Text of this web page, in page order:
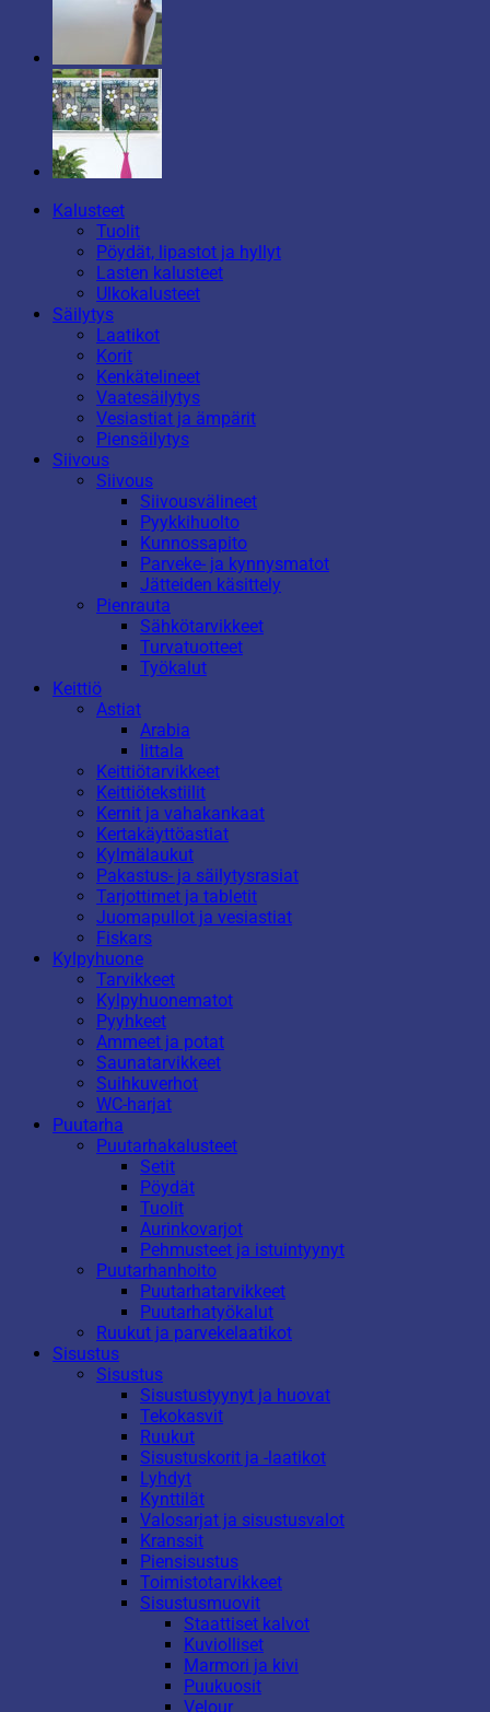
Kalusteet
Tuolit
Pöydät, lipastot ja hyllyt
Lasten kalusteet
Ulkokalusteet
Säilytys
Laatikot
Korit
Kenkätelineet
Vaatesäilytys
Vesiastiat ja ämpärit
Piensäilytys
Siivous
Siivous
Siivousvälineet
Pyykkihuolto
Kunnossapito
Parveke- ja kynnysmatot
Jätteiden käsittely
Pienrauta
Sähkötarvikkeet
Turvatuotteet
Työkalut
Keittiö
Astiat
Arabia
Iittala
Keittiötarvikkeet
Keittiötekstiilit
Kernit ja vahakankaat
Kertakäyttöastiat
Kylmälaukut
Pakastus- ja säilytysrasiat
Tarjottimet ja tabletit
Juomapullot ja vesiastiat
Fiskars
Kylpyhuone
Tarvikkeet
Kylpyhuonematot
Pyyhkeet
Ammeet ja potat
Saunatarvikkeet
Suihkuverhot
WC-harjat
Puutarha
Puutarhakalusteet
Setit
Pöydät
Tuolit
Aurinkovarjot
Pehmusteet ja istuintyynyt
Puutarhanhoito
Puutarhatarvikkeet
Puutarhatyökalut
Ruukut ja parvekelaatikot
Sisustus
Sisustus
Sisustustyynyt ja huovat
Tekokasvit
Ruukut
Sisustuskorit ja -laatikot
Lyhdyt
Kynttilät
Valosarjat ja sisustusvalot
Kranssit
Piensisustus
Toimistotarvikkeet
Sisustusmuovit
Staattiset kalvot
Kuviolliset
Marmori ja kivi
Puukuosit
Velour